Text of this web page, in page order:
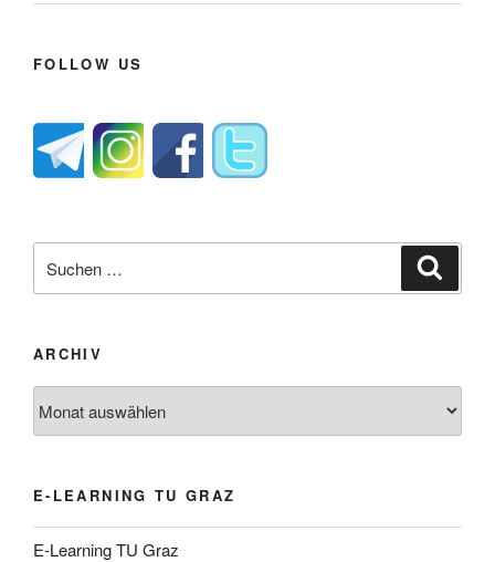
FOLLOW US
nach:
ARCHIV
E-LEARNING TU GRAZ
E-Learning TU Graz